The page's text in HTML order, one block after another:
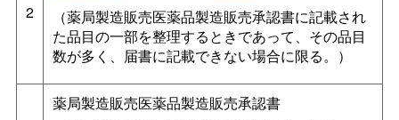
2
（薬局製造販売医薬品製造販売承認書に記載され
た品目の一部を整理するときであって、その品目
数が多く、届書に記載できない場合に限る。）
薬局製造販売医薬品製造販売承認書